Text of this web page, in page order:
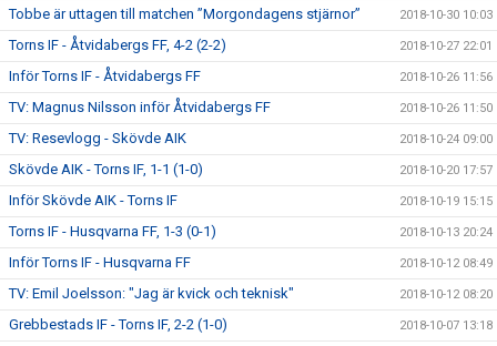
Tobbe är uttagen till matchen ”Morgondagens stjärnor” 2018-10-30 10:03
Torns IF - Åtvidabergs FF, 4-2 (2-2) 2018-10-27 22:01
Inför Torns IF - Åtvidabergs FF 2018-10-26 11:56
TV: Magnus Nilsson inför Åtvidabergs FF 2018-10-26 11:50
TV: Resevlogg - Skövde AIK 2018-10-24 09:00
Skövde AIK - Torns IF, 1-1 (1-0) 2018-10-20 17:57
Inför Skövde AIK - Torns IF 2018-10-19 15:15
Torns IF - Husqvarna FF, 1-3 (0-1) 2018-10-13 20:24
Inför Torns IF - Husqvarna FF 2018-10-12 08:49
TV: Emil Joelsson: "Jag är kvick och teknisk" 2018-10-12 08:20
Grebbestads IF - Torns IF, 2-2 (1-0) 2018-10-07 13:18